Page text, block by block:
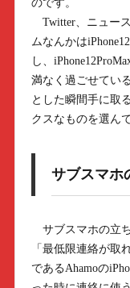
のです。
Twitter、ニュー
ムなんかは
し、
満なく過ごせてい
とした瞬間手に取
クスなものを選ん
サブスマホ
サブスマホの立
「最低限連絡が取
であるAhamoの